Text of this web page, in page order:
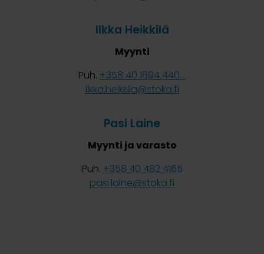
Ilkka Heikkilä
Myynti
Puh. +358 40 1694 440
ilkka.heikkila@stoka.fi
Pasi Laine
Myynti ja varasto
Puh. +358 40 482 4165
pasi.laine@stoka.fi